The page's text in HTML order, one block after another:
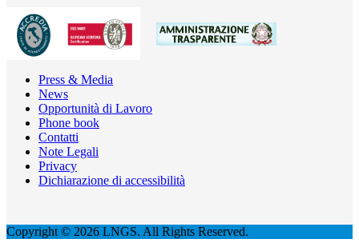
Press & Media
News
Opportunità di Lavoro
Phone book
Contatti
Note Legali
Privacy
Dichiarazione di accessibilità
Copyright © 2026 LNGS. All Rights Reserved.